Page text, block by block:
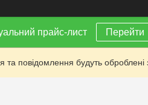
прайс-лист Перейти
повідомлення будуть